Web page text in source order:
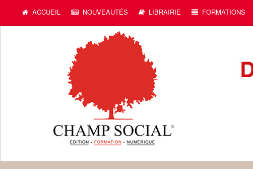
ACCUEIL NOUVEAUTÉS LIBRAIRIE FORMATIONS